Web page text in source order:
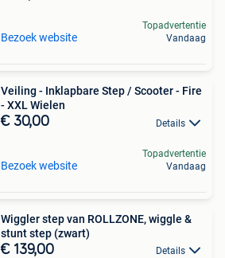
Bezoek website
Topadvertentie
Vandaag
Veiling - Inklapbare Step / Scooter - Fire
- XXL Wielen
€ 30,00 Details
Bezoek website
Topadvertentie
Vandaag
Wiggler step van ROLLZONE, wiggle &
stunt step (zwart)
€ 139,00 Details